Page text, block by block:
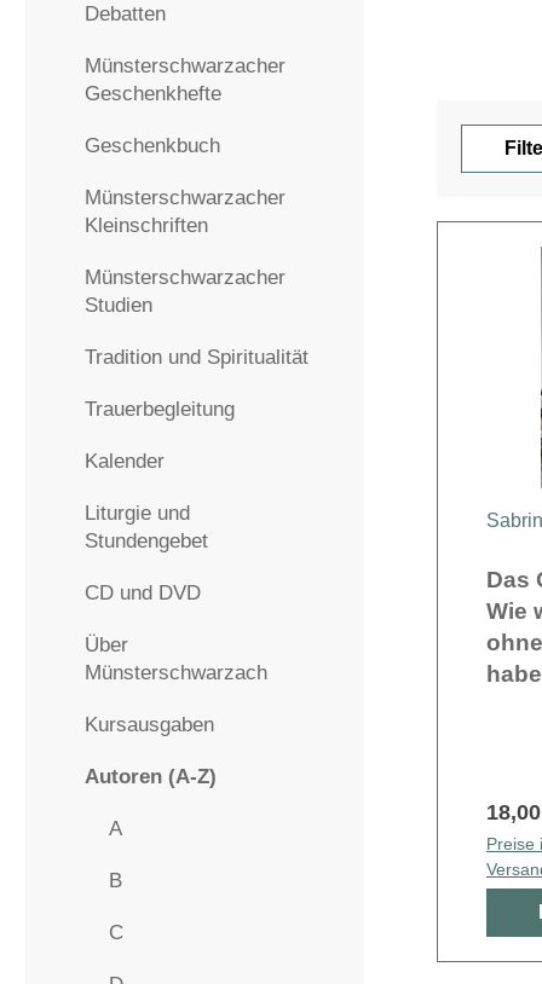
Debatten
Münsterschwarzacher
Geschenkhefte
Geschenkbuch
Münsterschwarzacher
Kleinschriften
Münsterschwarzacher
Studien
Tradition und Spiritualität
Trauerbegleitung
Kalender
Liturgie und
Stundengebet
CD und DVD
Über
Münsterschwarzach
Kursausgaben
Autoren (A-Z)
A
B
C
Das
Wie
Preise